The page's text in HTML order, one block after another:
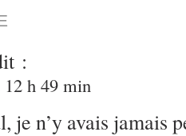
:
12 h 49 min
je n’y avais jamais